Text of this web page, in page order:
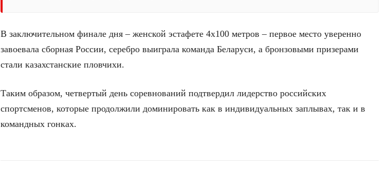
В заключительном финале дня – женской эстафете 4х100 метров – первое место уверенно
завоевала сборная России, серебро выиграла команда Беларуси, а бронзовыми призерами
стали казахстанские пловчихи.
Таким образом, четвертый день соревнований подтвердил лидерство российских
спортсменов, которые продолжили доминировать как в индивидуальных заплывах, так и в
командных гонках.